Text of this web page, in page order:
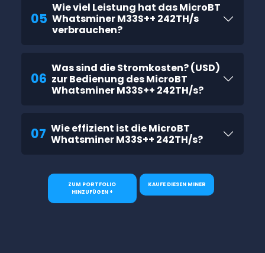
05
Wie viel Leistung hat das MicroBT
Whatsminer M33S++ 242TH/s
verbrauchen?
06
Was sind die Stromkosten? (USD)
zur Bedienung des MicroBT
Whatsminer M33S++ 242TH/s?
07 Wie effizient ist die MicroBT
Whatsminer M33S++ 242TH/s?
ZUM PORTFOLIO
HINZUFÜGEN +
KAUFE DIESEN MINER